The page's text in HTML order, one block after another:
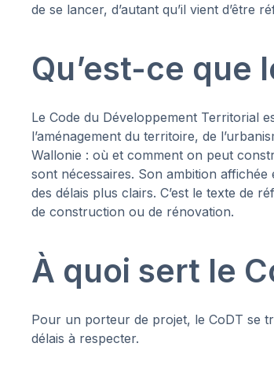
de se lancer, d’autant qu’il vient d’être
Qu’est-ce que
Le Code du Développement Territorial
l’aménagement du territoire, de
Wallonie : où et comment on peut
sont nécessaires. Son ambition
des délais plus clairs. C’est le texte de
de construction ou de rénovation.
À quoi sert le
Pour un porteur de projet, le CoDT se
délais à respecter.